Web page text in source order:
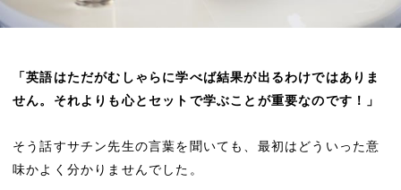
「英語はただがむしゃらに学べば結果が出るわけではありま
せん。それよりも心とセットで学ぶことが重要なのです！」
そう話すサチン先生の言葉を聞いても、最初はどういった意
味かよく分かりませんでした。